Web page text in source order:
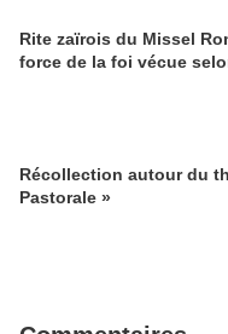
Rite zaïrois du Missel
force de la foi vécue
Récollection autour du
Pastorale »